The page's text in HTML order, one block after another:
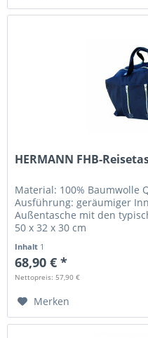
HERMANN FHB-
Material: 100% Baumwolle
Ausführung: geräumiger
Außentasche mit den
50 x 32 x 30 cm
Inhalt 1
68,90 € *
Nettopreis: 57,90 €
Merken